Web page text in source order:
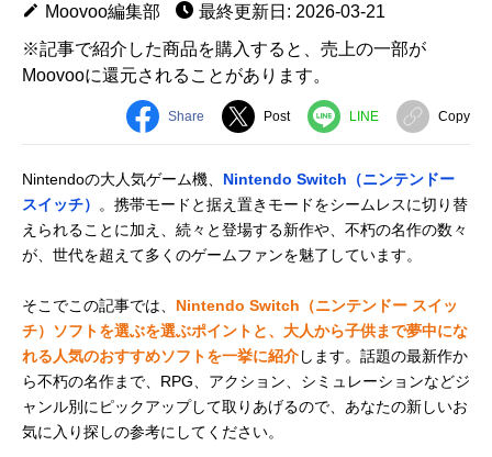
Moovoo編集部
最終更新日: 2026-03-21
※記事で紹介した商品を購入すると、売上の一部が
Moovooに還元されることがあります。
Share Post LINE Copy
Nintendoの大人気ゲーム機、 Nintendo Switch（ニンテンドー
スイッチ）
。携帯モードと据え置きモードをシームレスに切り替
えられることに加え、続々と登場する新作や、不朽の名作の数々
が、世代を超えて多くのゲームファンを魅了しています。
そこでこの記事では、 Nintendo Switch（ニンテンドー スイッ
チ）ソフトを選ぶを選ぶポイントと、大人から子供まで夢中にな
れる人気のおすすめソフトを一挙に紹介します。話題の最新作か
ら不朽の名作まで、RPG、アクション、シミュレーションなどジ
ャンル別にピックアップして取りあげるので、あなたの新しいお
気に入り探しの参考にしてください。